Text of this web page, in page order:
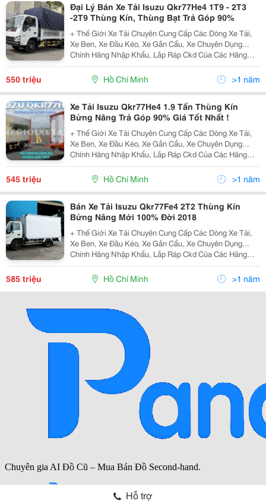
Đại Lý Bán Xe Tải Isuzu Qkr77He4 1T9 - 2T3
-2T9 Thùng Kín, Thùng Bạt Trả Góp 90%
+ Thế Giới Xe Tải Chuyên Cung Cấp Các Dòng Xe Tải,
Xe Ben, Xe Đầu Kéo, Xe Gắn Cẩu, Xe Chuyên Dụng...
Chính Hãng Nhập Khẩu, Lắp Ráp Ckd Của Các Hãng
Thương Hiệu Isuzu, Hino, Fuso, Hyundai, Daewoo,
Teraco... Cam Kết Hỗ Trợ Trả Góp Lên Đến 90% Giá Trị X
550 triệu Hồ Chí Minh >1 năm
Xe Tải Isuzu Qkr77He4 1.9 Tấn Thùng Kín
Bửng Nâng Trả Góp 90% Giá Tốt Nhất !
+ Thế Giới Xe Tải Chuyên Cung Cấp Các Dòng Xe Tải,
Xe Ben, Xe Đầu Kéo, Xe Gắn Cẩu, Xe Chuyên Dụng...
Chính Hãng Nhập Khẩu, Lắp Ráp Ckd Của Các Hãng
Thương Hiệu Isuzu, Hino, Fuso, Hyundai, Daewoo,
Teraco... Cam Kết Hỗ Trợ Trả Góp Lên Đến 90% Giá Trị X
545 triệu Hồ Chí Minh >1 năm
Bán Xe Tải Isuzu Qkr77Fe4 2T2 Thùng Kín
Bửng Nâng Mới 100% Đời 2018
+ Thế Giới Xe Tải Chuyên Cung Cấp Các Dòng Xe Tải,
Xe Ben, Xe Đầu Kéo, Xe Gắn Cẩu, Xe Chuyên Dụng...
Chính Hãng Nhập Khẩu, Lắp Ráp Ckd Của Các Hãng
Thương Hiệu Isuzu, Hino, Fuso, Hyundai, Daewoo,
Teraco... Cam Kết Hỗ Trợ Trả Góp Lên Đến 90% Giá Trị X
585 triệu Hồ Chí Minh >1 năm
Hỗ trợ